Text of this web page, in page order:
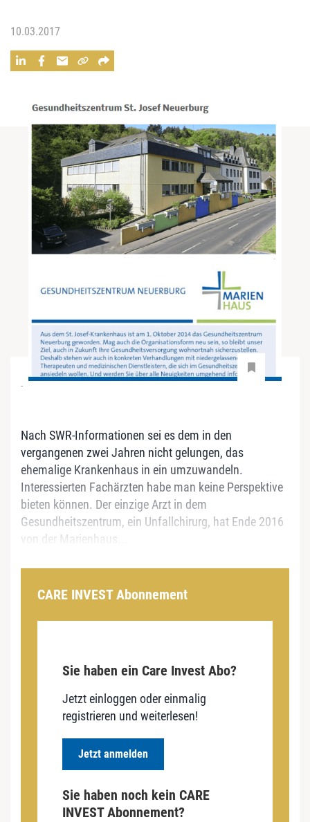
10.03.2017
-
Nach SWR-Informationen sei es dem in den
vergangenen zwei Jahren nicht gelungen, das
ehemalige Krankenhaus in ein umzuwandeln.
Interessierten Fachärzten habe man keine Perspektive
bieten können. Der einzige Arzt in dem
Gesundheitszentrum, ein Unfallchirurg, hat Ende 2016
von der Marienhaus...
CARE INVEST Abonnement
Sie haben ein Care Invest Abo?
Jetzt einloggen oder einmalig
registrieren und weiterlesen!
Jetzt anmelden
Sie haben noch kein CARE
INVEST Abonnement?